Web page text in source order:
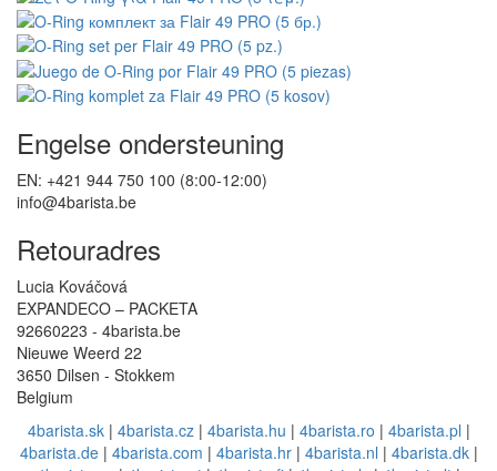
Engelse ondersteuning
EN: +421 944 750 100 (8:00-12:00)
info@4barista.be
Retouradres
Lucia Kováčová
EXPANDECO – PACKETA
92660223 - 4barista.be
Nieuwe Weerd 22
3650 Dilsen - Stokkem
Belgium
4barista.sk| 4barista.cz| 4barista.hu | 4barista.ro | 4barista.pl |
4barista.de| 4barista.com | 4barista.hr| 4barista.nl | 4barista.dk|